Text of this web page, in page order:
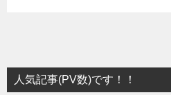
人気記事(PV数)です！！